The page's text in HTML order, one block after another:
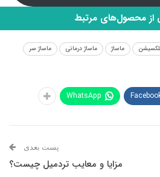
از محصول‌های مرتبط
ماساژ ماساژ درمانی ماساژ سر
WhatsApp
پست بعدی
مزایا و معایب تردمیل چیست؟